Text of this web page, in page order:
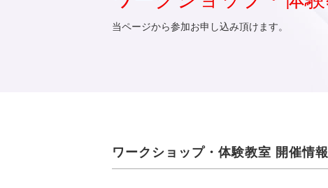
当ページから参加お申し込み頂けます。
ワークショップ・体験教室 開催情報